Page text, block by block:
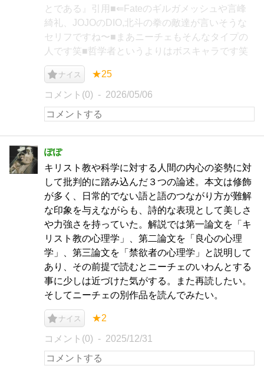
とである』引用■⇚Fateのギルガメッシュや言峰
綺礼、JOJOのDIO,北斗の拳の敵達が言いそうな
セリフですね〜■まあニーチェもそんなタイプの
人です笑■哲学者というよりはボスキャラです笑
ナイス ★25
コメント(0) 2026/05/06
ぽぽ
キリスト教や科学に対する人間の内心の姿勢に対
して批判的に踏み込んだ３つの論述。本文は修飾
が多く、日常的でない語と語のつながり方が難解
な印象を与えながらも、詩的な表現として美しさ
や力強さを持っていた。解説では第一論文を「キ
リスト教の心理学」、第二論文を「良心の心理
学」、第三論文を「禁欲者の心理学」と説明して
あり、その前提で読むとニーチェのいわんとする
事に少しは近づけた気がする。また再読したい。
そしてニーチェの別作品を読んでみたい。
ナイス ★2
コメント(0) 2025/12/31